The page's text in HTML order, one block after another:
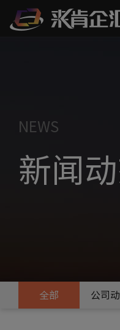
NEWS
新闻
全部 公司